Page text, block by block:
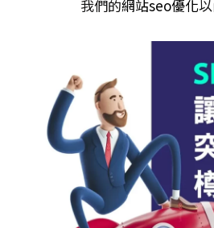
我們的網站seo優化